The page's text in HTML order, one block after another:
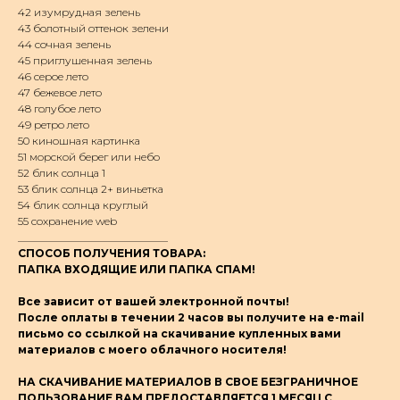
42 изумрудная зелень
43 болотный оттенок зелени
44 сочная зелень
45 приглушенная зелень
46 серое лето
47 бежевое лето
48 голубое лето
49 ретро лето
50 киношная картинка
51 морской берег или небо
52 блик солнца 1
53 блик солнца 2+ виньетка
54 блик солнца круглый
55 сохранение web
СПОСОБ ПОЛУЧЕНИЯ ТОВАРА:
ПАПКА ВХОДЯЩИЕ ИЛИ ПАПКА СПАМ!
Все зависит от вашей электронной почты!
После оплаты в течении 2 часов вы получите на e-mail
письмо со ссылкой на скачивание купленных вами
материалов с моего облачного носителя!
НА СКАЧИВАНИЕ МАТЕРИАЛОВ В СВОЕ БЕЗГРАНИЧНОЕ